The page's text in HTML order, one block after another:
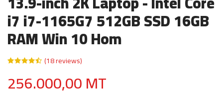
i7 i7-1165G7 512GB SSD 16GB
RAM Win 10 Hom
(18 reviews)
256.000,00 MT